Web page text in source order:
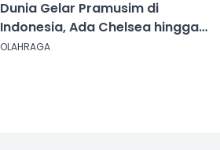
Dunia Gelar Pramusim di
Indonesia, Ada Chelsea hingga
AC Milan
OLAHRAGA